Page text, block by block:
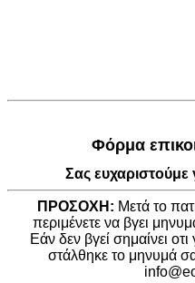
Φόρμα
Σας ευχαριστούμε
ΠΡΟΣΟΧΗ: Μετά το
περιμένετε να βγει
Εάν δεν βγεί σημαίνει
στάλθηκε το μηνυμά